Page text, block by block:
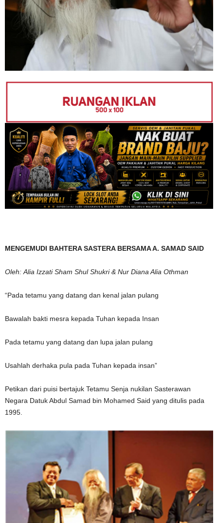
MENGEMUDI BAHTERA SASTERA BERSAMA A. SAMAD SAID
Oleh: Alia Izzati Sham Shul Shukri & Nur Diana Alia Othman
“Pada tetamu yang datang dan kenal jalan pulang
Bawalah bakti mesra kepada Tuhan kepada Insan
Pada tetamu yang datang dan lupa jalan pulang
Usahlah derhaka pula pada Tuhan kepada insan”
Petikan dari puisi bertajuk Tetamu Senja nukilan Sasterawan
Negara Datuk Abdul Samad bin Mohamed Said yang ditulis pada
1995.